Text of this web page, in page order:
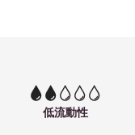
2
低流動性